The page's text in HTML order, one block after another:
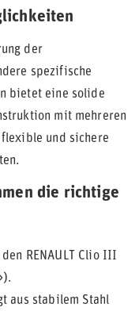
der
spezifische
bietet eine solide
mit mehreren
und sichere
die richtige
RENAULT Clio III
aus stabilem Stahl